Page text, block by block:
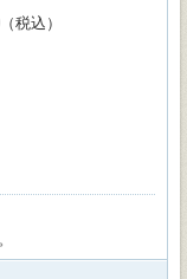
税込）